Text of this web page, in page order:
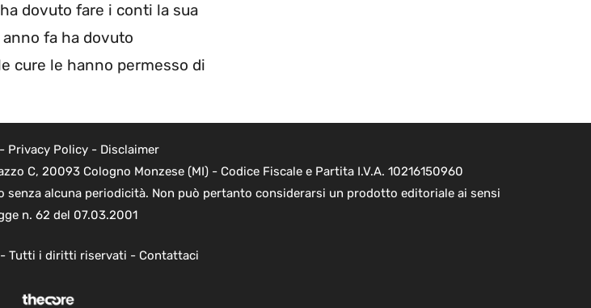
dovuto fare i conti la sua
fa ha dovuto
cure le hanno permesso di
Privacy Policy- Disclaimer
C, 20093 Cologno Monzese (MI) - Codice Fiscale e Partita I.V.A. 10216150960
alcuna periodicità. Non può pertanto considerarsi un prodotto editoriale ai sensi
n. 62 del 07.03.2001
Tutti i diritti riservati - Contattaci